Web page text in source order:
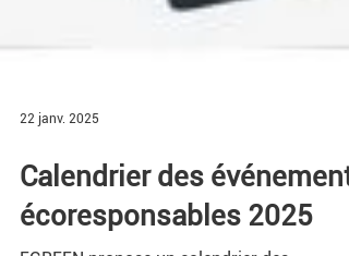
Calendrier des
écoresponsables 2025